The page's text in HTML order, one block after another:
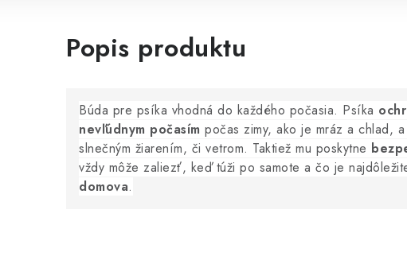
Popis produktu
Búda pre psíka vhodná do každého počasia. Psíka
nevľúdnym počasím počas zimy, ako je mráz a chlad,
slnečným žiarením, či vetrom. Taktiež mu poskytne
vždy môže zaliezť, keď túži po samote a čo je
domova.